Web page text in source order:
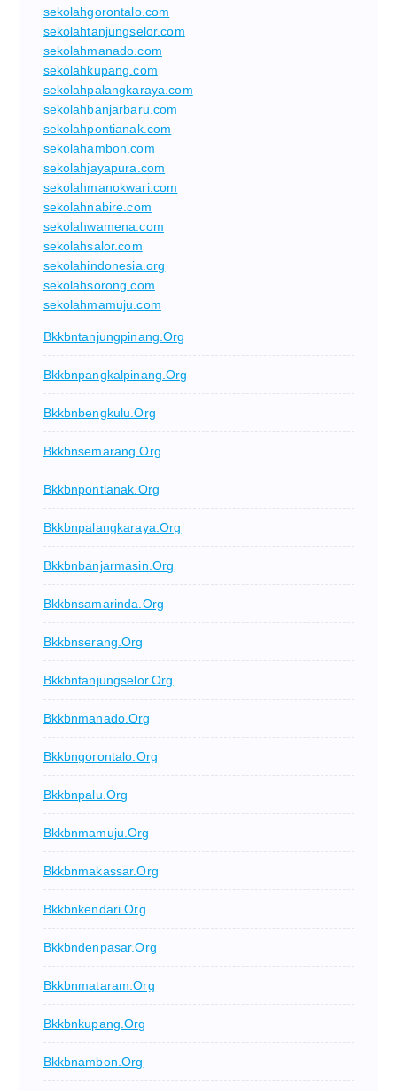
sekolahgorontalo.com
sekolahtanjungselor.com
sekolahmanado.com
sekolahkupang.com
sekolahpalangkaraya.com
sekolahbanjarbaru.com
sekolahpontianak.com
sekolahambon.com
sekolahjayapura.com
sekolahmanokwari.com
sekolahnabire.com
sekolahwamena.com
sekolahsalor.com
sekolahindonesia.org
sekolahsorong.com
sekolahmamuju.com
Bkkbntanjungpinang.org
Bkkbnpangkalpinang.org
Bkkbnbengkulu.org
Bkkbnsemarang.org
Bkkbnpontianak.org
Bkkbnpalangkaraya.org
Bkkbnbanjarmasin.org
Bkkbnsamarinda.org
Bkkbnserang.org
Bkkbntanjungselor.org
Bkkbnmanado.org
Bkkbngorontalo.org
Bkkbnpalu.org
Bkkbnmamuju.org
Bkkbnmakassar.org
Bkkbnkendari.org
Bkkbndenpasar.org
Bkkbnmataram.org
Bkkbnkupang.org
Bkkbnambon.org